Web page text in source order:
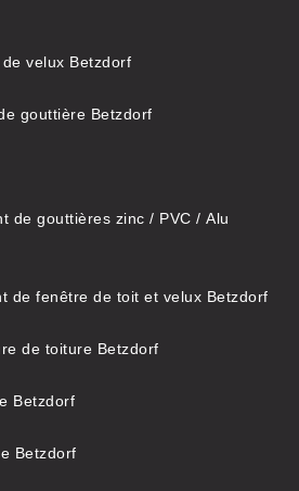
velux Betzdorf
gouttière Betzdorf
de gouttières zinc / PVC / Alu
de fenêtre de toit et velux Betzdorf
de toiture Betzdorf
Betzdorf
Betzdorf